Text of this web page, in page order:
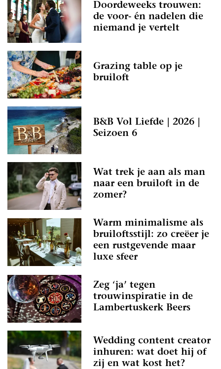
Doordeweeks trouwen:
de voor- én nadelen die
niemand je vertelt
Grazing table op je
bruiloft
B&B Vol Liefde | 2026 |
Seizoen 6
Wat trek je aan als man
naar een bruiloft in de
zomer?
Warm minimalisme als
bruiloftsstijl: zo creëer je
een rustgevende maar
luxe sfeer
Zeg ‘ja’ tegen
trouwinspiratie in de
Lambertuskerk Beers
Wedding content creator
inhuren: wat doet hij of
zij en wat kost het?